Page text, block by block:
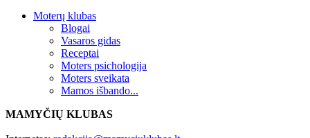
Moterų klubas
Blogai
Vasaros gidas
Receptai
Moters psichologija
Moters sveikata
Mamos išbando...
MAMYČIŲ KLUBAS